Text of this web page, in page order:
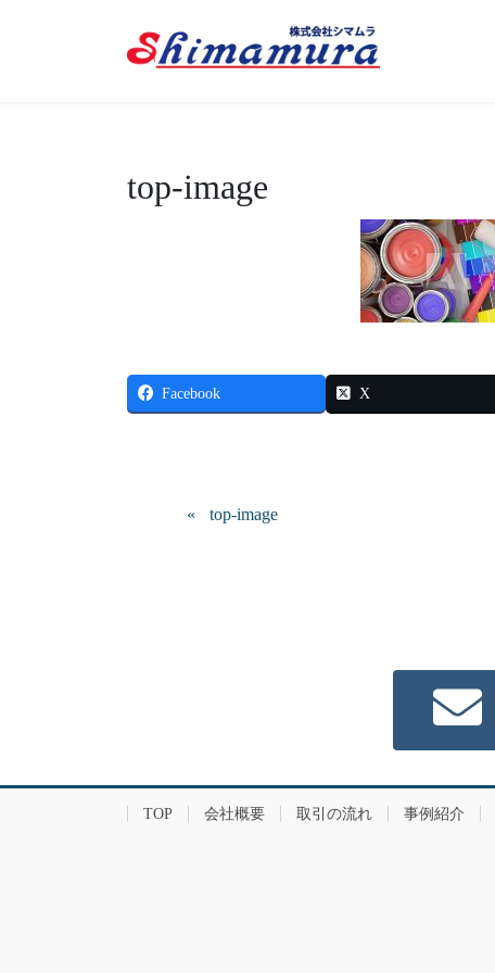
top-image
Facebook X
top-image
TOP 会社概要 取引の流れ 事例紹介